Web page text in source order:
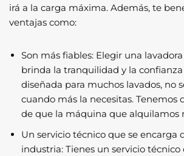
irá a la carga máxima. Además, te
ventajas como:
Son más fiables: Elegir una
brinda la tranquilidad y la
diseñada para muchos lavados, no
cuando más la necesitas. Tenemos
de que la máquina que alquilamos
Un servicio técnico que se encarga
industria: Tienes un servicio técnico